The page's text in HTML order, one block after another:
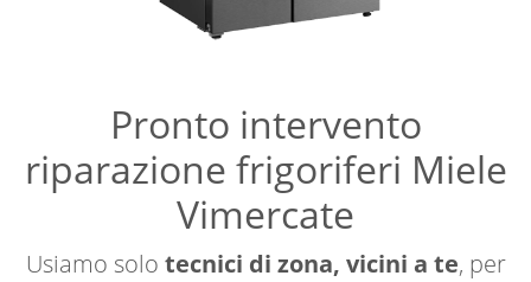
Pronto intervento
riparazione frigoriferi Miele
Vimercate
Usiamo solo tecnici di zona, vicini a te, per